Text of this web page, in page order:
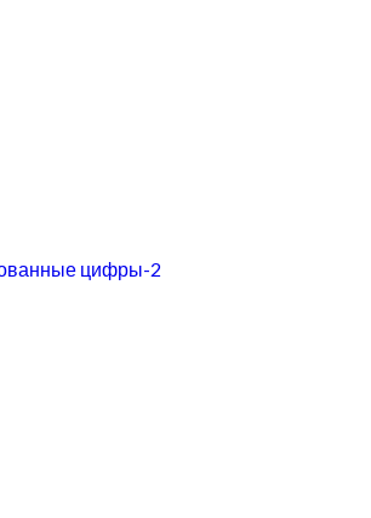
цифры-2